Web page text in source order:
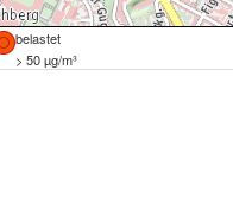
belastet
> 50 µg/m³